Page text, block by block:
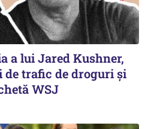
a lui Jared Kushner,
de trafic de droguri și
WSJ